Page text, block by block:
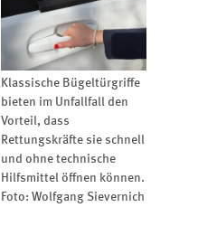
Klassische Bügeltürgriffe
bieten im Unfallfall den
Vorteil, dass
Rettungskräfte sie schnell
und ohne technische
Hilfsmittel öffnen können.
Foto: Wolfgang Sievernich